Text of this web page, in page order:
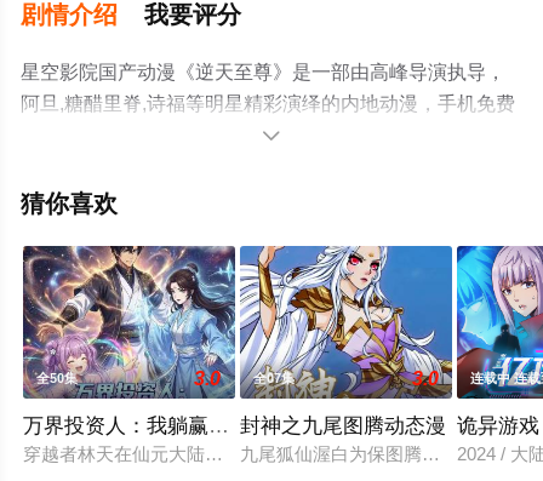
剧情介绍 我要评分
星空影院国产动漫《逆天至尊》是一部由高峰导演执导，
阿旦,糖醋里脊,诗福等明星精彩演绎的内地动漫，手机免费
观看高清无删减完整版动漫全集就上星空电影网，更多相

猜你喜欢
全50集 3.0
万界投资人：我躺赢成位面霸主
穿越者林天在仙元大陆绑定最强家族系统，从人人鄙夷的纨绔
全07集 3.0
封神之九尾图腾动态漫
九尾狐仙渥白为保图腾法印与共工同
连载中 连
诡异游
2024 / 大